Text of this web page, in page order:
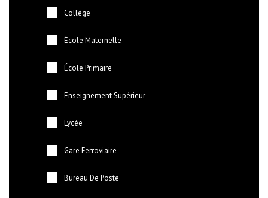
Collège
École Maternelle
École Primaire
Enseignement Supérieur
Lycée
Gare Ferroviaire
Bureau De Poste